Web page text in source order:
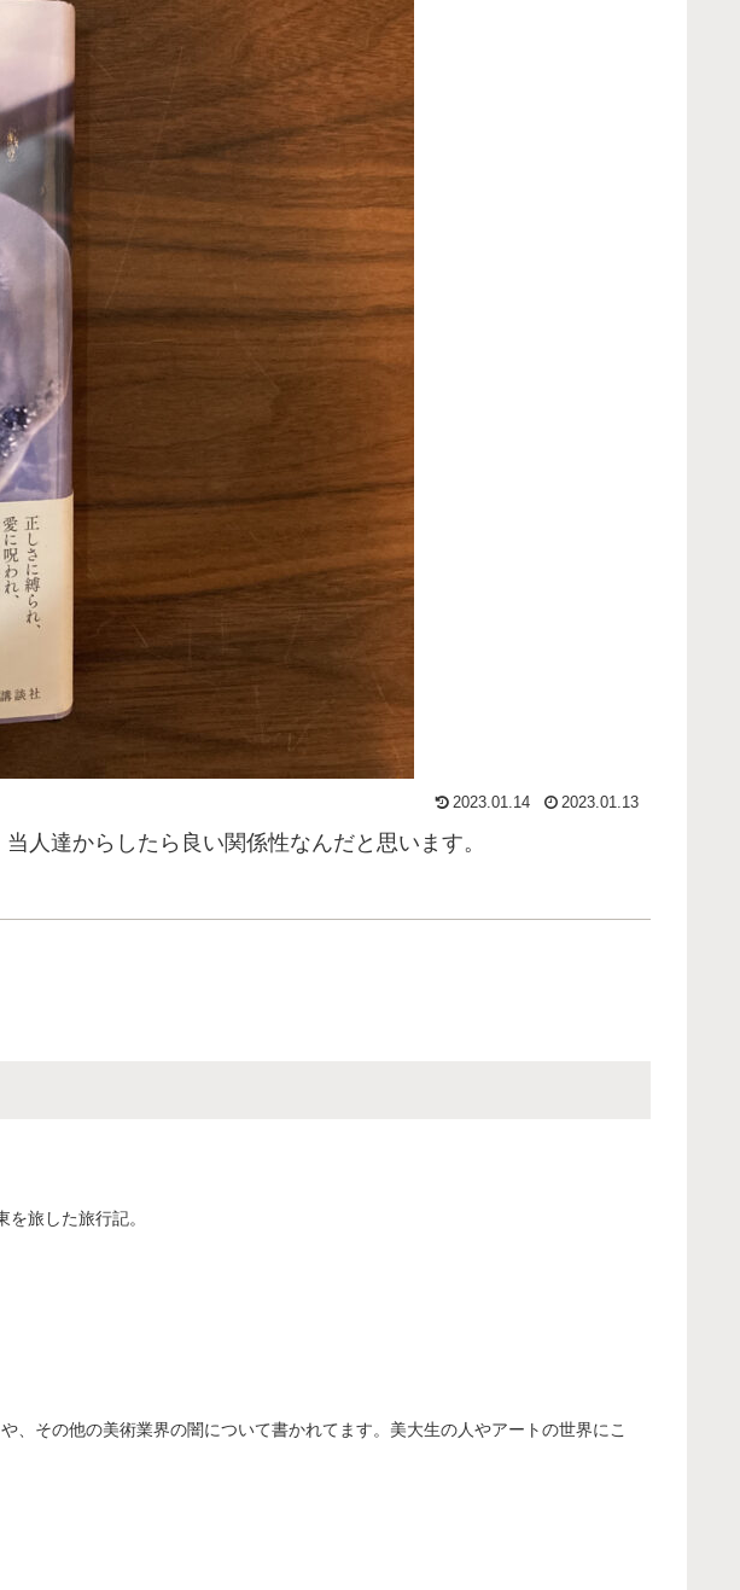
2023.01.14 2023.01.13
人達からしたら良い関係性なんだと思います。
旅した旅行記。
その他の美術業界の闇について書かれてます。美大生の人やアートの世界にこ